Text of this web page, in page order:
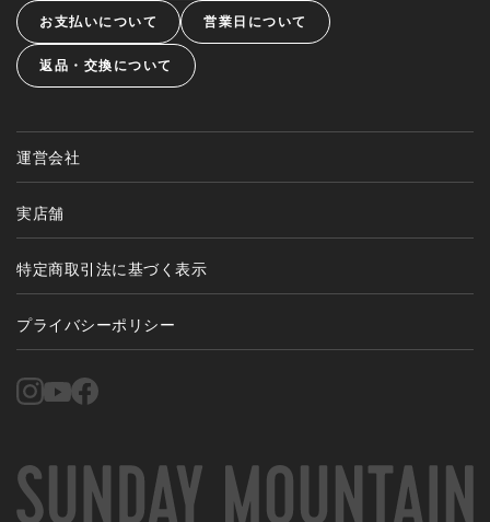
お支払いについて 営業日について
返品・交換について
運営会社
実店舗
特定商取引法に基づく表示
プライバシーポリシー